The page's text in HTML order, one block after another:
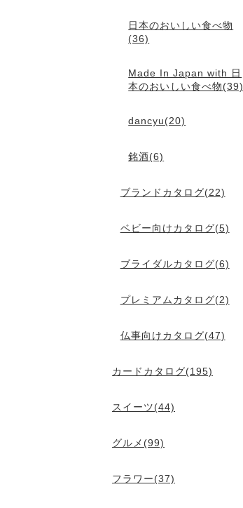
日本のおいしい食べ物
(36)
Made In Japan with 日
本のおいしい食べ物(39)
dancyu(20)
銘酒(6)
ブランドカタログ(22)
ベビー向けカタログ(5)
ブライダルカタログ(6)
プレミアムカタログ(2)
仏事向けカタログ(47)
カードカタログ(195)
スイーツ(44)
グルメ(99)
フラワー(37)